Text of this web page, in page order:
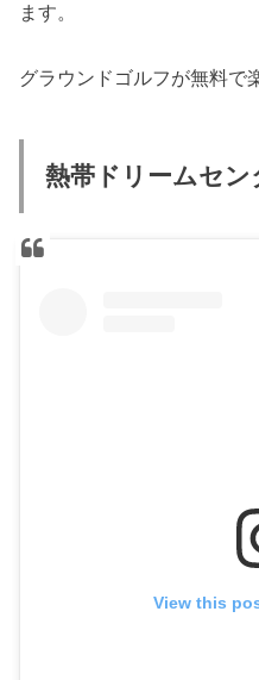
ます。
グラウンドゴルフが無料で
熱帯ドリームセン
View this